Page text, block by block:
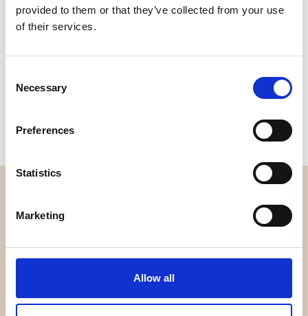
provided to them or that they’ve collected from your use
of their services.
Selection
Necessary
Preferences
Statistics
Marketing
Allow all
Specifikation
100% bomuld
Hvem er vi
Nyheder
Brands